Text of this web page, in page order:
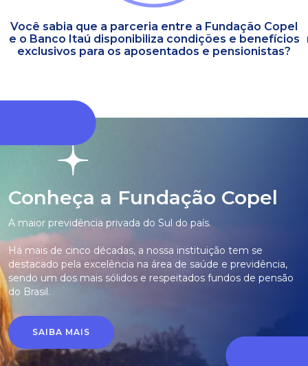
Você sabia que a parceria entre a Fundação Copel
e o Banco Itaú disponibiliza condições e benefícios
exclusivos para os aposentados e pensionistas?
Conheça a Fundação Copel
A maior previdência privada do Sul do país.
Há mais de cinco décadas, a nossa instituição tem se
destacado pela excelência na área de saúde e previdência,
sendo um dos mais sólidos e respeitados fundos de pensão
do Brasil.
SAIBA MAIS